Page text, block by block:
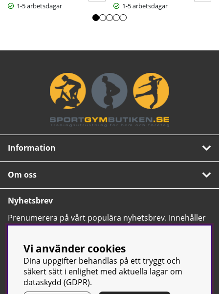
1-5 arbetsdagar
1-5 arbetsdagar
Information
Om oss
Nyhetsbrev
Prenumerera på vårt populära nyhetsbrev. Innehåller
tips, nyheter och våra allra bästa erbjudanden.
Vi använder cookies
Dina uppgifter behandlas på ett tryggt och
säkert sätt i enlighet med aktuella lagar om
dataskydd (GDPR).